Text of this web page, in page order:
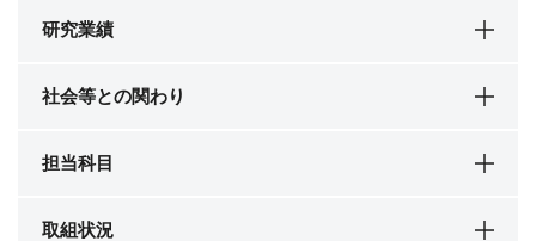
研究業績
社会等との関わり
担当科目
取組状況